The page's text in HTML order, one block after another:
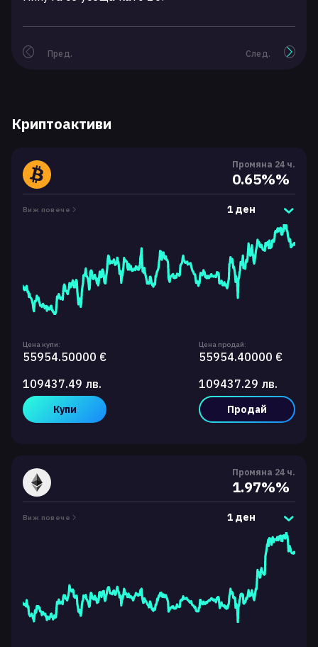
Пред. След.
Криптоактиви
Промяна 24 ч.
0.65%%
Виж повече 1 ден
Цена купи:
55954.50000 €
109437.49 лв.
Купи
Цена продай:
55954.40000 €
109437.29 лв.
Продай
Промяна 24 ч.
1.97%%
Виж повече 1 ден